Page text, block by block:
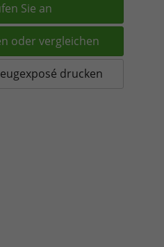
Sie an
oder vergleichen
drucken